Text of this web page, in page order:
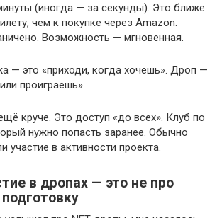
(иногда — за секунды). Это ближе
чем к покупке через Amazon.
Возможность — мгновенная.
— это «приходи, когда хочешь». Дроп —
проиграешь».
круче. Это доступ «до всех». Клуб по
нужно попасть заранее. Обычно
участие в активности проекта.
в дропах — это не про